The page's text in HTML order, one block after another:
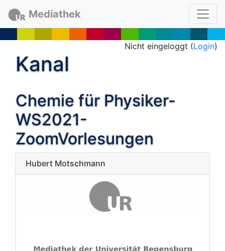
Mediathek
Nicht eingeloggt (Login)
Kanal
Chemie für Physiker-
WS2021-
ZoomVorlesungen
Hubert Motschmann